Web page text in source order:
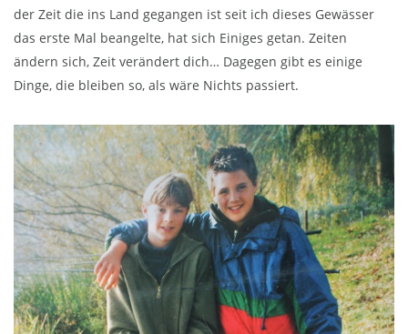
der Zeit die ins Land gegangen ist seit ich dieses Gewässer
das erste Mal beangelte, hat sich Einiges getan. Zeiten
ändern sich, Zeit verändert dich… Dagegen gibt es einige
Dinge, die bleiben so, als wäre Nichts passiert.